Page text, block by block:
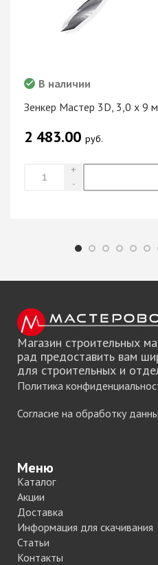
Зенкер Мастер 3D, 3,0 х 9
В наличии
2 483.00 руб.
Магазин строительных
рад предоставить вам
для строительных и
Политика
Согласие на обработку
Меню
Каталог
Акции
Доставка
Информация для скачивания
Статьи
Контакты